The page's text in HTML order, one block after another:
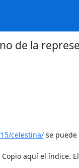
de la
celestina/ se puede
aquí el índice.